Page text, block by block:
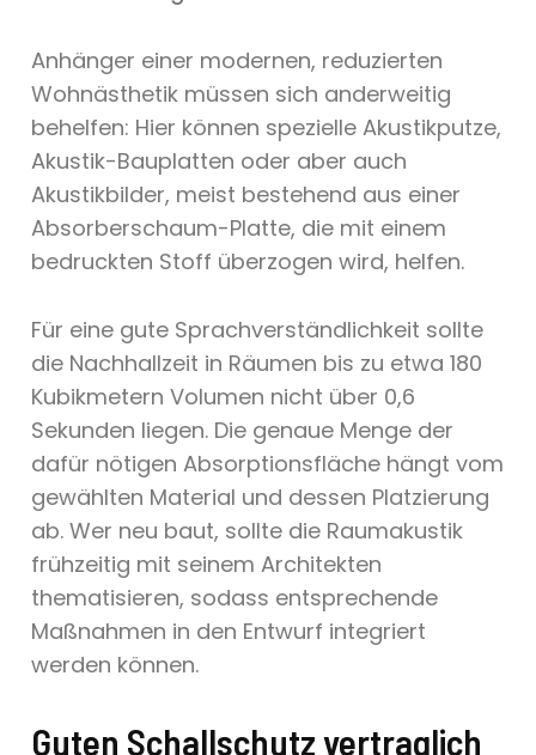
Anhänger einer modernen, reduzierten
Wohnästhetik müssen sich anderweitig
behelfen: Hier können spezielle Akustikputze,
Akustik-Bauplatten oder aber auch
Akustikbilder, meist bestehend aus einer
Absorberschaum-Platte, die mit einem
bedruckten Stoff überzogen wird, helfen.
Für eine gute Sprachverständlichkeit sollte
die Nachhallzeit in Räumen bis zu etwa 180
Kubikmetern Volumen nicht über 0,6
Sekunden liegen. Die genaue Menge der
dafür nötigen Absorptionsfläche hängt vom
gewählten Material und dessen Platzierung
ab. Wer neu baut, sollte die Raumakustik
frühzeitig mit seinem Architekten
thematisieren, sodass entsprechende
Maßnahmen in den Entwurf integriert
werden können.
Guten Schallschutz vertraglich